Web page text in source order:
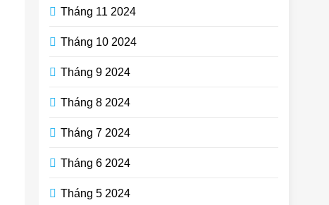
Tháng 11 2024
Tháng 10 2024
Tháng 9 2024
Tháng 8 2024
Tháng 7 2024
Tháng 6 2024
Tháng 5 2024